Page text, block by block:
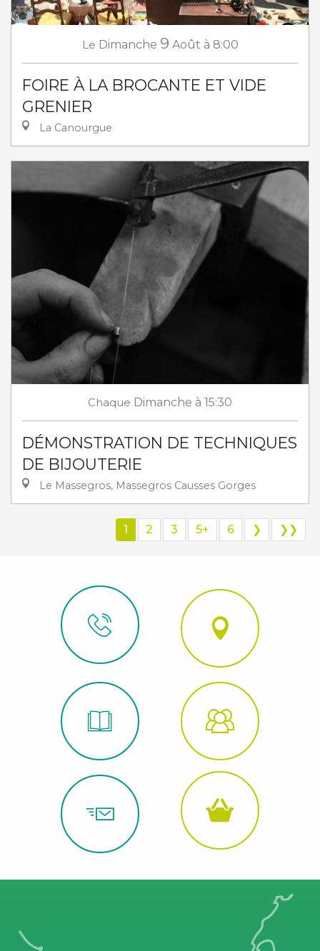
Le Dimanche 9 Août à 8:00
FOIRE À LA BROCANTE ET VIDE
GRENIER
La Canourgue
Chaque Dimanche à 15:30
DÉMONSTRATION DE TECHNIQUES
DE BIJOUTERIE
Le Massegros, Massegros Causses Gorges
1 2 3 5+ 6 ❯ ❯❯